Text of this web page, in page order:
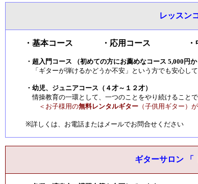
レッスン
・基本コース ・応用コース
・超入門コース
（初めての方にお薦めなコース 5,000円か
「ギターが弾けるかどうか不安」という方でも安心して
・幼児、ジュニアコース（４才～１２才）
情操教育の一環として、一つのことをやり続けることで
＜お子様用の無料レンタルギター （子供用ギター）
※詳しくは、お電話またはメールでお問合せください
ギターサロン 「